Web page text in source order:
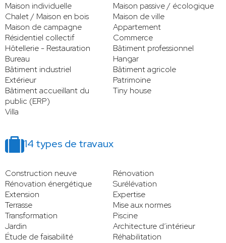
Maison individuelle
Maison passive / écologique
Chalet / Maison en bois
Maison de ville
Maison de campagne
Appartement
Résidentiel collectif
Commerce
Hôtellerie - Restauration
Bâtiment professionnel
Bureau
Hangar
Bâtiment industriel
Bâtiment agricole
Extérieur
Patrimoine
Bâtiment accueillant du
public (ERP)
Tiny house
Villa
14 types de travaux
Construction neuve
Rénovation
Rénovation énergétique
Surélévation
Extension
Expertise
Terrasse
Mise aux normes
Transformation
Piscine
Jardin
Architecture d’intérieur
Étude de faisabilité
Réhabilitation